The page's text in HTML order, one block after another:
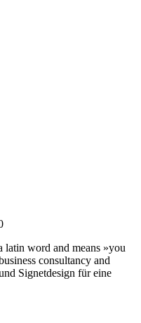
latin word and means »you
consultancy and
Signetdesign für eine